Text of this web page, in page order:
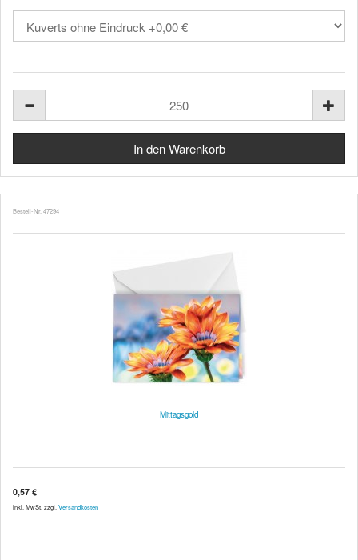
Bestell-Nr. 47294
Mittagsgold
0,57 €
inkl. MwSt. zzgl. Versandkosten